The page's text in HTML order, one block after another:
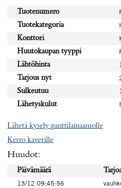
Tuotenumero
Tuotekategoria
Konttori
Huutokaupan tyyppi
Lähtöhinta
Tarjous nyt
Sulkeutuu
Lähetyskulut
Lähetä kysely panttilainaamolle
Kerro kaverille
Huudot:
Päivämäärä
13/12 09:45:56